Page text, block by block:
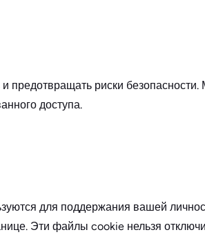
риски
доступа.
для поддержания вашей
Эти файлы cookie нельзя